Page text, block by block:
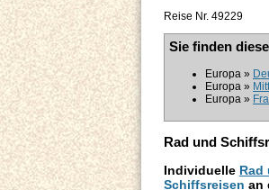
Reise Nr. 49229
Sie finden
Europa »
Europa »
Europa »
Rad und
Individuelle Rad
Schiffsreisen an